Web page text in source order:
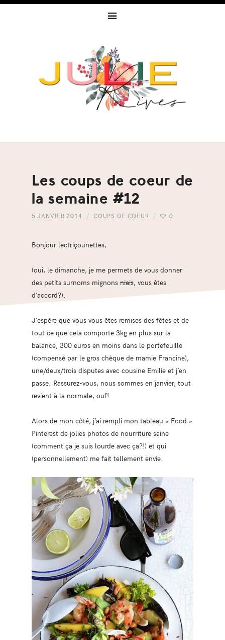
Les coups de coeur de
la semaine #12
5 JANVIER 2014 COUPS DE COEUR 0
Bonjour lectriçounettes,
(oui, le dimanche, je me permets de vous donner
des petits surnoms mignonsniais, vous êtes
d’accord?).
J’espère que vous vous êtes remises des fêtes et de
tout ce que cela comporte 3kg en plus sur la
balance, 300 euros en moins dans le portefeuille
(compensé par le gros chèque de mamie Francine),
une/deux/trois disputes avec cousine Emilie et j’en
passe. Rassurez-vous, nous sommes en janvier, tout
revient à la normale, ouf!
Alors de mon côté, j’ai rempli mon tableau « Food »
Pinterest de jolies photos de nourriture saine
(comment ça je suis lourde avec ça?!) et qui
(personnellement) me fait tellement envie.